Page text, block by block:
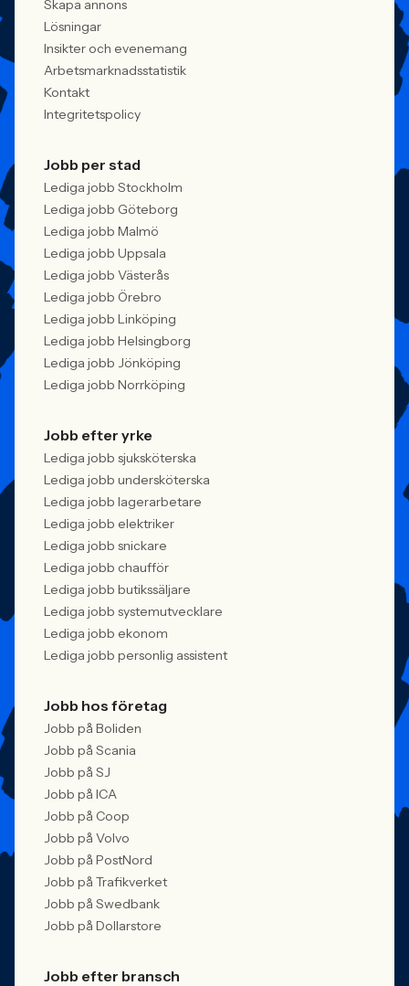
Skapa annons
Lösningar
Insikter och evenemang
Arbetsmarknadsstatistik
Kontakt
Integritetspolicy
Jobb per stad
Lediga jobb Stockholm
Lediga jobb Göteborg
Lediga jobb Malmö
Lediga jobb Uppsala
Lediga jobb Västerås
Lediga jobb Örebro
Lediga jobb Linköping
Lediga jobb Helsingborg
Lediga jobb Jönköping
Lediga jobb Norrköping
Jobb efter yrke
Lediga jobb sjuksköterska
Lediga jobb undersköterska
Lediga jobb lagerarbetare
Lediga jobb elektriker
Lediga jobb snickare
Lediga jobb chaufför
Lediga jobb butikssäljare
Lediga jobb systemutvecklare
Lediga jobb ekonom
Lediga jobb personlig assistent
Jobb hos företag
Jobb på Boliden
Jobb på Scania
Jobb på SJ
Jobb på ICA
Jobb på Coop
Jobb på Volvo
Jobb på PostNord
Jobb på Trafikverket
Jobb på Swedbank
Jobb på Dollarstore
Jobb efter bransch